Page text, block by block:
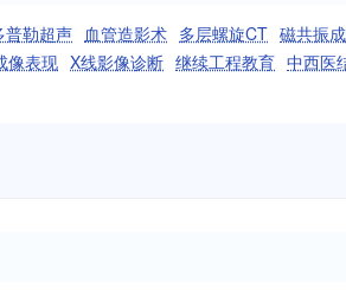
普勒超声 血管造影术 多层螺旋CT 磁共振
像表现 X线影像诊断 继续工程教育 中西医